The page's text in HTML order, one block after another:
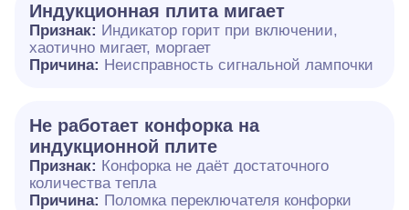
Индукционная плита мигает
Признак: Индикатор горит при включении,
хаотично мигает, моргает
Причина: Неисправность сигнальной лампочки
Не работает конфорка на
индукционной плите
Признак: Конфорка не даёт достаточного
количества тепла
Причина: Поломка переключателя конфорки